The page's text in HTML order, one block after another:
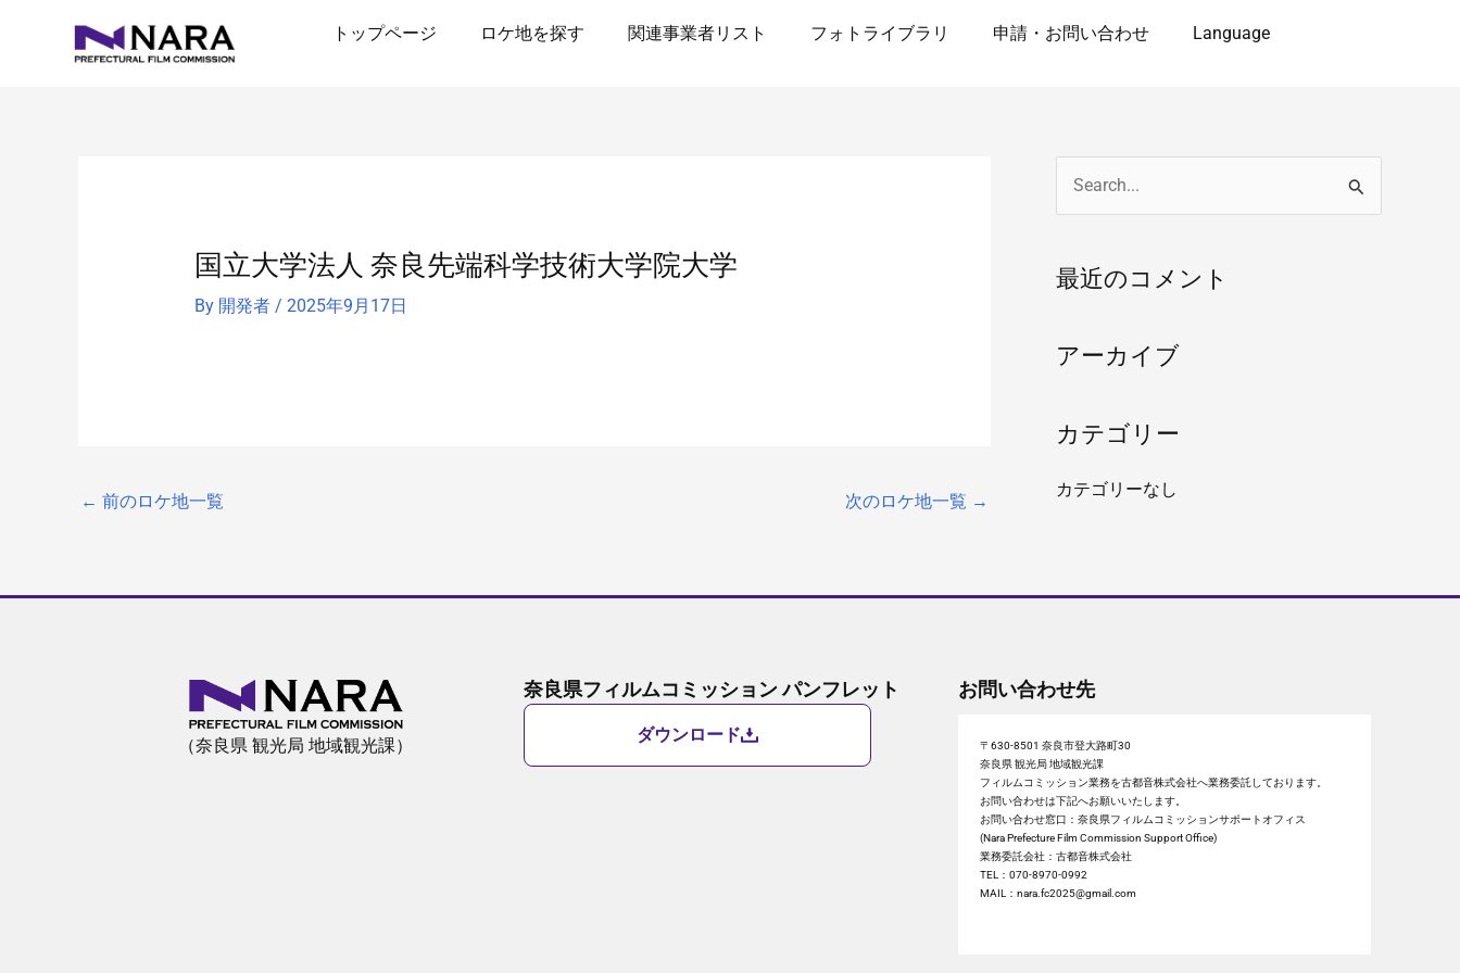
トップページ ロケ地を探す 関連事業者リスト フォトライブラリ 申請・お問い合わせ Language
国立大学法人 奈良先端科学技術大学院大学
By 開発者 / 2025年9月17日
← 前のロケ地一覧 次のロケ地一覧 →
象
最近のコメント
アーカイブ
カテゴリー
カテゴリーなし
（奈良県 観光局 地域観光課）
奈良県フィルムコミッション パンフレット
ダウンロード
お問い合わせ先
〒630-8501 奈良市登大路町30
奈良県 観光局 地域観光課
フィルムコミッション業務を古都音株式会社へ業務委託しております。
お問い合わせは下記へお願いいたします。
お問い合わせ窓口：奈良県フィルムコミッションサポートオフィス
(Nara Prefecture Film Commission Support Office)
業務委託会社：古都音株式会社
TEL：070-8970-0992
MAIL：nara.fc2025@gmail.com